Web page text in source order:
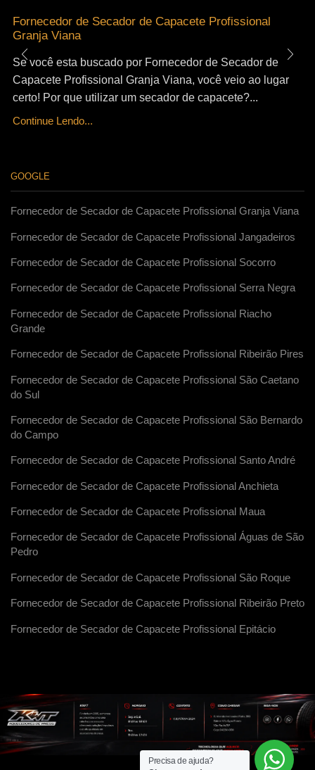
Fornecedor de Secador de Capacete Profissional
Granja Viana
Se você esta buscado por Fornecedor de Secador de
Capacete Profissional Granja Viana, você veio ao lugar
certo! Por que utilizar um secador de capacete?...
Continue Lendo...
GOOGLE
Fornecedor de Secador de Capacete Profissional Granja Viana
Fornecedor de Secador de Capacete Profissional Jangadeiros
Fornecedor de Secador de Capacete Profissional Socorro
Fornecedor de Secador de Capacete Profissional Serra Negra
Fornecedor de Secador de Capacete Profissional Riacho
Grande
Fornecedor de Secador de Capacete Profissional Ribeirão Pires
Fornecedor de Secador de Capacete Profissional São Caetano
do Sul
Fornecedor de Secador de Capacete Profissional São Bernardo
do Campo
Fornecedor de Secador de Capacete Profissional Santo André
Fornecedor de Secador de Capacete Profissional Anchieta
Fornecedor de Secador de Capacete Profissional Maua
Fornecedor de Secador de Capacete Profissional Águas de São
Pedro
Fornecedor de Secador de Capacete Profissional São Roque
Fornecedor de Secador de Capacete Profissional Ribeirão Preto
Fornecedor de Secador de Capacete Profissional Epitácio
Precisa de ajuda?